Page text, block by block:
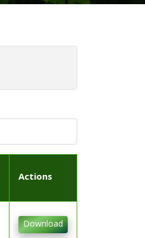
Actions
Download